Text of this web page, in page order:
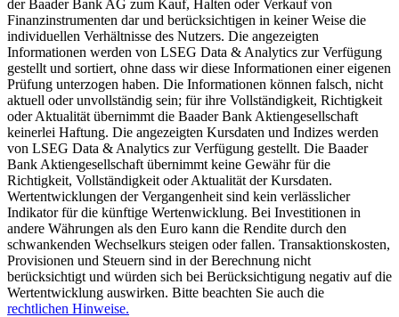
der Baader Bank AG zum Kauf, Halten oder Verkauf von
Finanzinstrumenten dar und berücksichtigen in keiner Weise die
individuellen Verhältnisse des Nutzers. Die angezeigten
Informationen werden von LSEG Data & Analytics zur Verfügung
gestellt und sortiert, ohne dass wir diese Informationen einer eigenen
Prüfung unterzogen haben. Die Informationen können falsch, nicht
aktuell oder unvollständig sein; für ihre Vollständigkeit, Richtigkeit
oder Aktualität übernimmt die Baader Bank Aktiengesellschaft
keinerlei Haftung. Die angezeigten Kursdaten und Indizes werden
von LSEG Data & Analytics zur Verfügung gestellt. Die Baader
Bank Aktiengesellschaft übernimmt keine Gewähr für die
Richtigkeit, Vollständigkeit oder Aktualität der Kursdaten.
Wertentwicklungen der Vergangenheit sind kein verlässlicher
Indikator für die künftige Wertenwicklung. Bei Investitionen in
andere Währungen als den Euro kann die Rendite durch den
schwankenden Wechselkurs steigen oder fallen. Transaktionskosten,
Provisionen und Steuern sind in der Berechnung nicht
berücksichtigt und würden sich bei Berücksichtigung negativ auf die
Wertentwicklung auswirken. Bitte beachten Sie auch die
rechtlichen Hinweise.